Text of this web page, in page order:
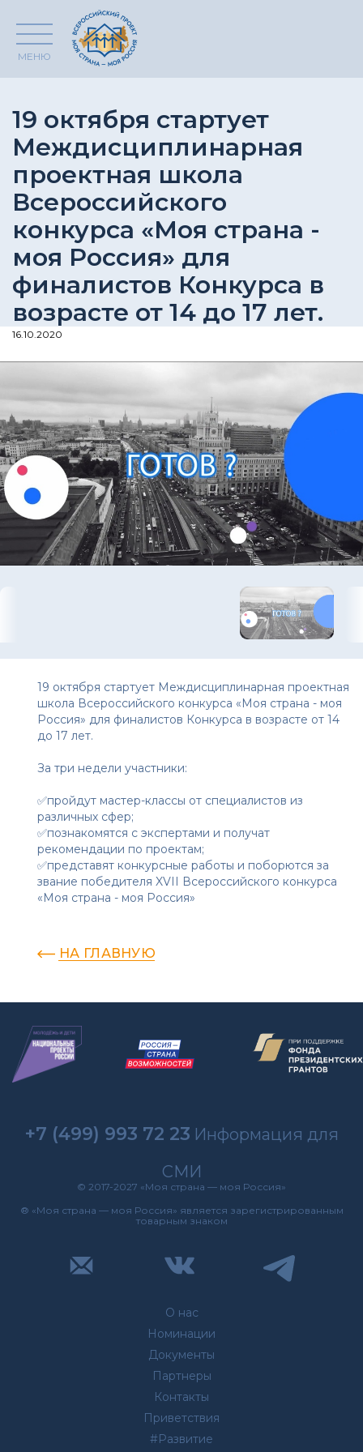
МЕНЮ
19 октября стартует
Междисциплинарная
проектная школа
Всероссийского
конкурса «Моя страна -
моя Россия» для
финалистов Конкурса в
возрасте от 14 до 17 лет.
16.10.2020
19 октября стартует Междисциплинарная проектная
школа Всероссийского конкурса «Моя страна - моя
Россия» для финалистов Конкурса в возрасте от 14
до 17 лет.
За три недели участники:
✅пройдут мастер-классы от специалистов из
различных сфер;
✅познакомятся с экспертами и получат
рекомендации по проектам;
✅представят конкурсные работы и поборются за
звание победителя XVII Всероссийского конкурса
«Моя страна - моя Россия»
НА ГЛАВНУЮ
О нас
Номинации
Документы
Партнеры
Контакты
Приветствия
#Развитие
+7 (499) 993 72 23 Информация для
СМИ
© 2017-2027 «Моя страна — моя Россия»
® «Моя страна — моя Россия» является зарегистрированным
товарным знаком